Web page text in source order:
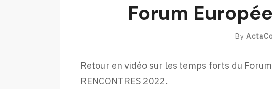
Forum
By
Retour en vidéo sur les temps forts du
RENCONTRES 2022.